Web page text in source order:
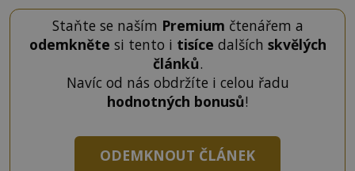
Staňte se naším Premium čtenářem a
odemkněte si tento i tisíce dalších skvělých
článků.
Navíc od nás obdržíte i celou řadu
hodnotných bonusů!
ODEMKNOUT ČLÁNEK